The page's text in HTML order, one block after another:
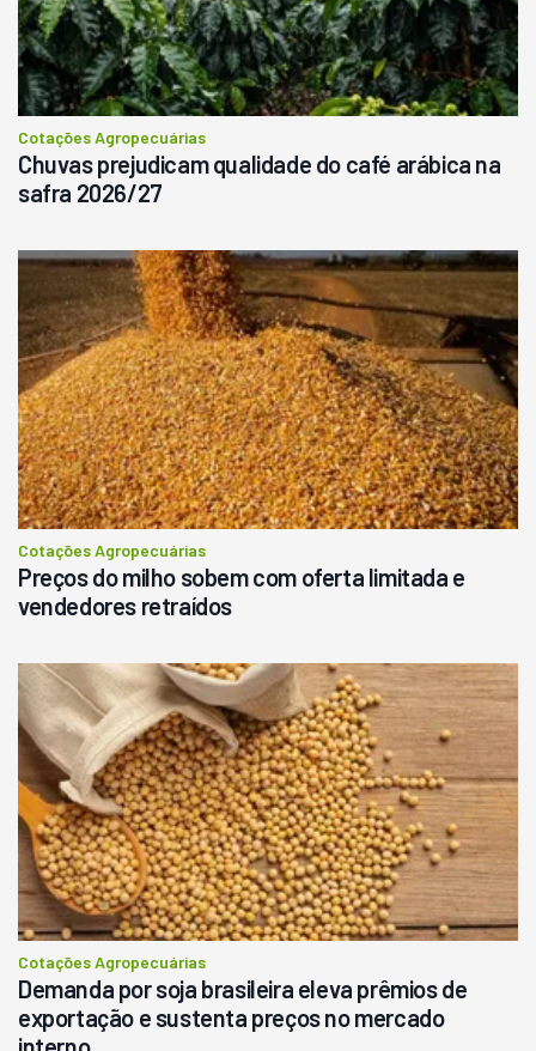
Cotações Agropecuárias
Chuvas prejudicam qualidade do café arábica na
safra 2026/27
Cotações Agropecuárias
Preços do milho sobem com oferta limitada e
vendedores retraídos
Cotações Agropecuárias
Demanda por soja brasileira eleva prêmios de
exportação e sustenta preços no mercado